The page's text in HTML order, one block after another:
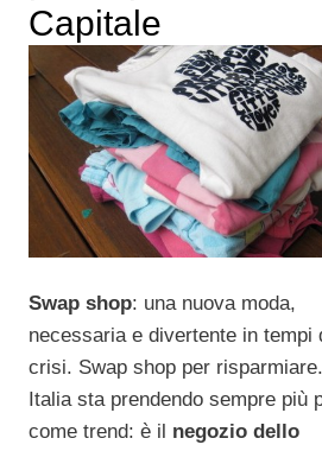
Capitale
Swap shop: una nuova moda,
necessaria e divertente in tempi
crisi. Swap shop per
Italia sta prendendo sempre più
come trend: è il negozio dello